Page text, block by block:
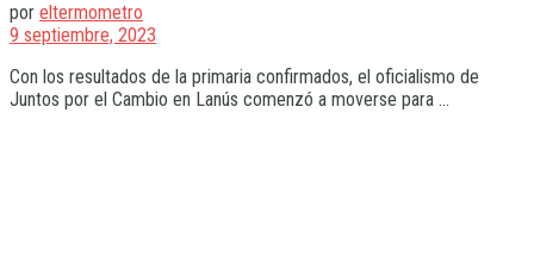
por eltermometro
9 septiembre, 2023
Con los resultados de la primaria confirmados, el oficialismo de
Juntos por el Cambio en Lanús comenzó a moverse para ...